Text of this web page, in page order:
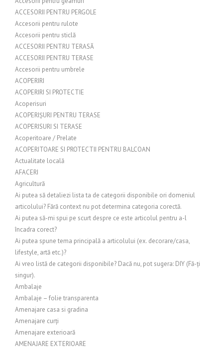
ACCESORII PENTRU PERGOLE
Accesorii pentru rulote
Accesorii pentru sticlă
ACCESORII PENTRU TERASĂ
ACCESORII PENTRU TERASE
Accesorii pentru umbrele
ACOPERIRI
ACOPERIRI SI PROTECTIE
Acoperisuri
ACOPERIȘURI PENTRU TERASE
ACOPERISURI SI TERASE
Acoperitoare / Prelate
ACOPERITOARE SI PROTECTII PENTRU BALCOAN
Actualitate locală
AFACERI
Agricultură
Ai putea să detaliezi lista ta de categorii disponibile ori domeniul
articolului? Fără context nu pot determina categoria corectă.
Ai putea să-mi spui pe scurt despre ce este articolul pentru a-l
încadra corect?
Ai putea spune tema principală a articolului (ex. decorare/casa,
lifestyle, artă etc.)?
Ai vreo listă de categorii disponibile? Dacă nu, pot sugera: DIY (Fă-ți
singur).
Ambalaje
Ambalaje – folie transparenta
Amenajare casa si gradina
Amenajare curți
Amenajare exterioară
AMENAJARE EXTERIOARE